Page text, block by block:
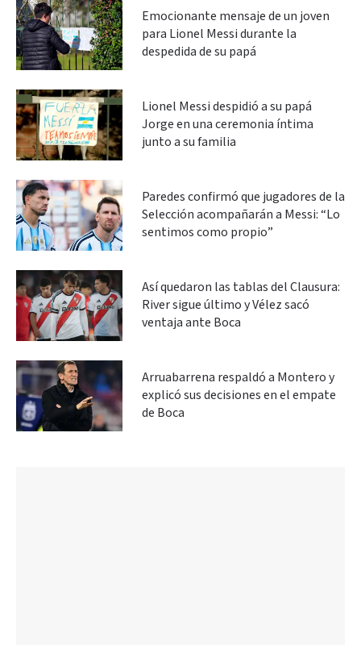
Emocionante mensaje de un joven
para Lionel Messi durante la
despedida de su papá
Lionel Messi despidió a su papá
Jorge en una ceremonia íntima
junto a su familia
Paredes confirmó que jugadores de la
Selección acompañarán a Messi: “Lo
sentimos como propio”
Así quedaron las tablas del Clausura:
River sigue último y Vélez sacó
ventaja ante Boca
Arruabarrena respaldó a Montero y
explicó sus decisiones en el empate
de Boca